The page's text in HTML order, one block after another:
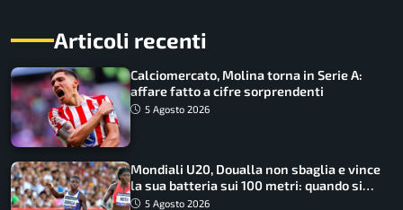
Articoli recenti
Calciomercato, Molina torna in Serie A:
affare fatto a cifre sorprendenti
5 Agosto 2026
Mondiali U20, Doualla non sbaglia e vince
la sua batteria sui 100 metri: quando si
disputano le finali
5 Agosto 2026